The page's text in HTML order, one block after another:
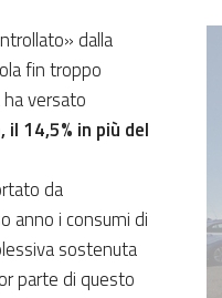
dalla
fin troppo
versato
14,5% in più del
da
anno i consumi di
sostenuta
parte di questo